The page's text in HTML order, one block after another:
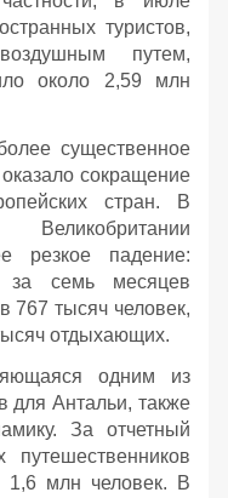
туристов,
путем,
около 2,59 млн
существенное
сокращение
стран. В
резкое падение:
за семь месяцев
767 тысяч человек,
отдыхающих.
одним из
для Антальи, также
За отчетный
путешественников
1,6 млн человек. В